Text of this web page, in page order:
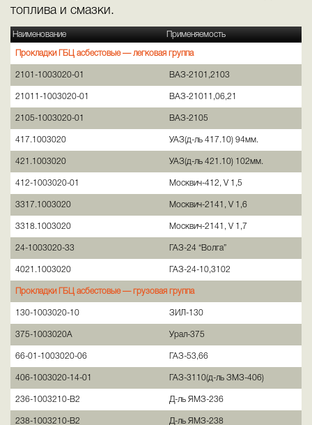
топлива и смазки.
Наименование Применяемость
Прокладки ГБЦ асбестовые — легковая группа
2101-1003020-01 ВАЗ-2101,2103
21011-1003020-01 ВАЗ-21011,06,21
2105-1003020-01 ВАЗ-2105
417.1003020 УАЗ(д-ль 417.10) 94мм.
421.1003020 УАЗ(д-ль 421.10) 102мм.
412-1003020-01 Москвич-412, V 1,5
3317.1003020 Москвич-2141, V 1,6
3318.1003020 Москвич-2141, V 1,7
24-1003020-33 ГАЗ-24 “Волга”
4021.1003020 ГАЗ-24-10,3102
Прокладки ГБЦ асбестовые — грузовая группа
130-1003020-10 ЗИЛ-130
375-1003020А Урал-375
66-01-1003020-06 ГАЗ-53,66
406-1003020-14-01 ГАЗ-3110(д-ль ЗМЗ-406)
236-1003210-В2 Д-ль ЯМЗ-236
238-1003210-В2 Д-ль ЯМЗ-238